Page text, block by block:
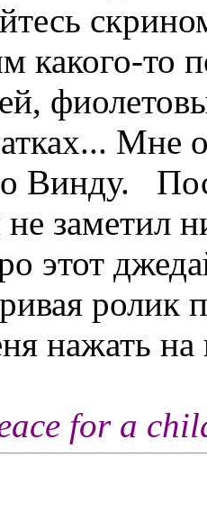
какого-то
Мне
Винду.
не заметил
этот
ролик
нажать
for a